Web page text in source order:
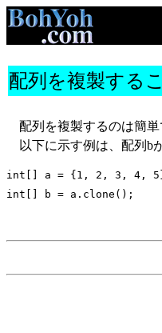
配列を複製する
配列を複製するのは簡単
以下に示す例は、配列b
int[] a = {1, 2, 3, 4,